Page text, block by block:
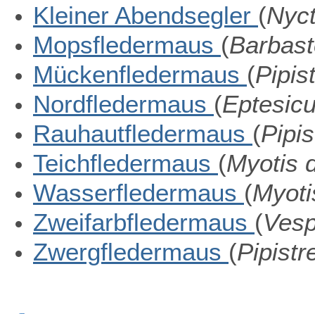
Kleiner Abendsegler (
Mopsfledermaus (
Mückenfledermaus (
Nordfledermaus (
Rauhautfledermaus (
Teichfledermaus (Myotis
Wasserfledermaus (
Zweifarbfledermaus (
Zwergfledermaus (